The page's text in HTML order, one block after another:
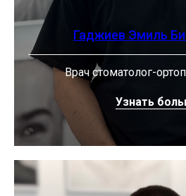
Гаджиев Эмиль
Врач стоматолог-
Узнать